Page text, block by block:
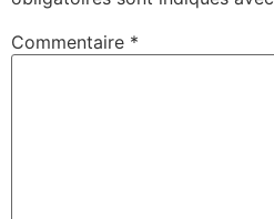
Commentaire *